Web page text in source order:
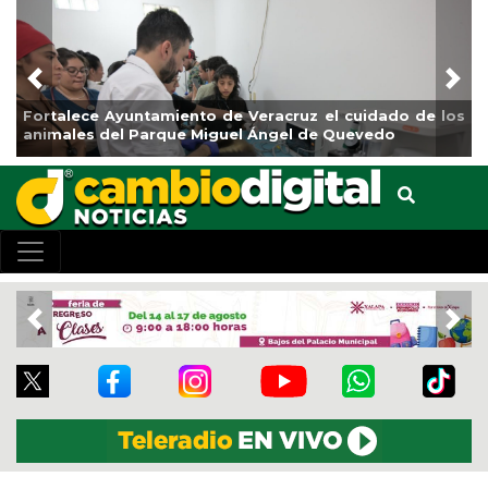
el cuidado de los
Quevedo
La ciudad de Veracruz se suma a la
de Reforestación 2026
Previous
Previous